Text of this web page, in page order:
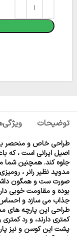
توضیحات
طراحی خاص و منحصر به
اصیل ایرانی است ، که
جلوه کند. همچنین شما
مدوپد نظیر رانر ،
صورت ست و همگون
بوده و مقاومت خوبی
جذاب می سازد و احساس
طراحی این پارچه های
کمتری دارند، و رد
پشت این کوسن و نیز